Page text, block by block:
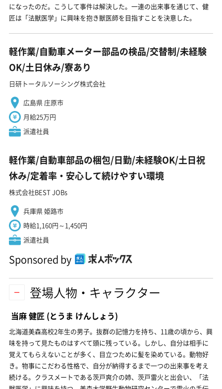
になったのだ。こうして事件は解決した。一連の出来事を通じて、健
匠は「法獣医学」に興味を抱き獣医師を目指すことを決意した。
軽作業/自動車メーター部品の検品/交替制/未経験
OK/土日休み/寮あり
日研トータルソーシング株式会社
広島県 庄原市
月給25万円
派遣社員
軽作業/自動車部品の梱包/日勤/未経験OK/土日祝
休み/定着率・安心して続けやすい環境
株式会社BEST JOBs
兵庫県 姫路市
時給1,160円～1,450円
派遣社員
Sponsored by
登場人物・キャラクター
当麻 健匠 (とうま けんしょう)
北海道美森高校2年生の男子。抜群の記憶力を持ち、11歳の頃から、興
味を持って見たものはすべて頭に残っている。しかし、自分は相手に
覚えてもらえないことが多く、目立つために髪を染めている。動物好
き。物事にこだわる性格で、自分が納得するまで一つの出来事を考え
続ける。クラスメートである茨戸爽介の姉、茨戸雷火と出会い、「法